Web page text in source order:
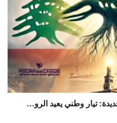
تيار وطني يعيد الرو...